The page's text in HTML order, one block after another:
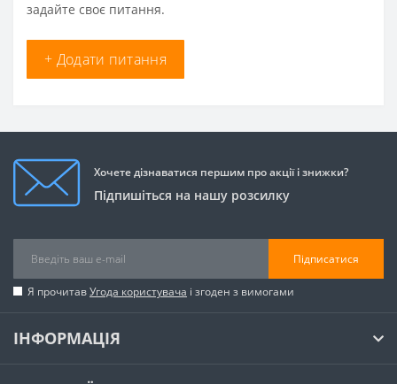
задайте своє питання.
+ Додати питання
Хочете дізнаватися першим про акції і знижки?
Підпишіться на нашу розсилку
Підписатися
Я прочитавУгода користувача і згоден з вимогами
ІНФОРМАЦІЯ